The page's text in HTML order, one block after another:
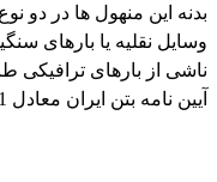
بدنه این منهول ها در دو
ناشی از بارهای
آیین نامه بتن ایران معادل 3/1 می باشد.